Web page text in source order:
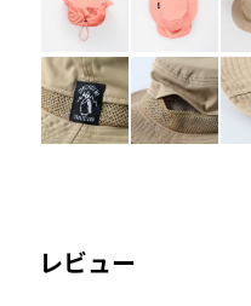
レビュー